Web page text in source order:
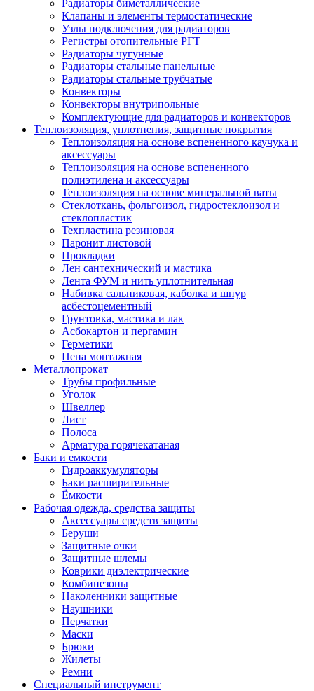
Радиаторы биметаллические
Клапаны и элементы термостатические
Узлы подключения для радиаторов
Регистры отопительные РГТ
Радиаторы чугунные
Радиаторы стальные панельные
Радиаторы стальные трубчатые
Конвекторы
Конвекторы внутрипольные
Комплектующие для радиаторов и конвекторов
Теплоизоляция, уплотнения, защитные покрытия
Теплоизоляция на основе вспененного каучука и
аксессуары
Теплоизоляция на основе вспененного
полиэтилена и аксессуары
Теплоизоляция на основе минеральной ваты
Стеклоткань, фольгоизол, гидростеклоизол и
стеклопластик
Техпластина резиновая
Паронит листовой
Прокладки
Лен сантехнический и мастика
Лента ФУМ и нить уплотнительная
Набивка сальниковая, каболка и шнур
асбестоцементный
Грунтовка, мастика и лак
Асбокартон и пергамин
Герметики
Пена монтажная
Металлопрокат
Трубы профильные
Уголок
Швеллер
Лист
Полоса
Арматура горячекатаная
Баки и емкости
Гидроаккумуляторы
Баки расширительные
Ёмкости
Рабочая одежда, средства защиты
Аксессуары средств защиты
Беруши
Защитные очки
Защитные шлемы
Коврики диэлектрические
Комбинезоны
Наколенники защитные
Наушники
Перчатки
Маски
Брюки
Жилеты
Ремни
Специальный инструмент